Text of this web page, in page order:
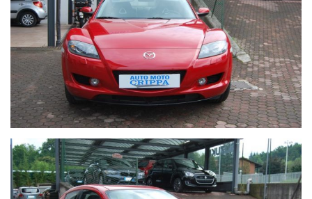
MECCANICI EFFETTUATI.
AUTO VISIONABILE PRESSO LA NOSTRA
CONCESSIONARIA, SI RICEVE SU APPUNTAMENTO,
TELEFONARE AL NUMERO:039/9210911.
POSSIBILITA' DITEST-DRIVESU APPUNTAMENTO.